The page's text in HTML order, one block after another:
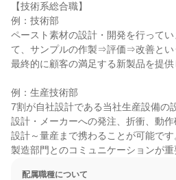
【技術系総合職】
例：技術部
ペースト素材の設計・開発を行って
て、サンプルの作製⇒評価⇒改善とい
最終的に顧客の満足する新製品を提供
例：生産技術部
7割が自社設計である当社生産設備の
設計・メーカーへの発注、折衝、動作
設計～量産まで携わることが可能で
製造部門とのコミュニケーションが重
配属職種について